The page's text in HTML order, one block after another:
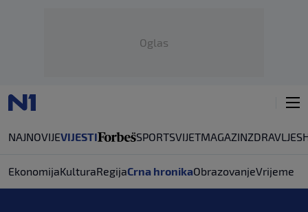
Oglas
NAJNOVIJEVIJESTI SPORTSVIJETMAGAZINZDRAVLJE
EkonomijaKulturaRegijaCrna hronikaObrazovanjeVrijeme